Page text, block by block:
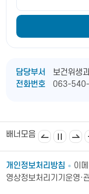
담당부서
보건위생
전화번호
063-
배너모음
제상공회의소 김제시
개인정보처리방침
이
영상정보처리기기운영·